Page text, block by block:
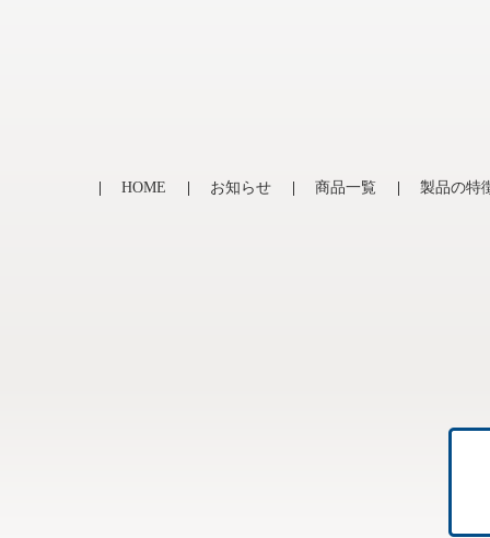
HOME お知らせ 商品一覧 製品の特